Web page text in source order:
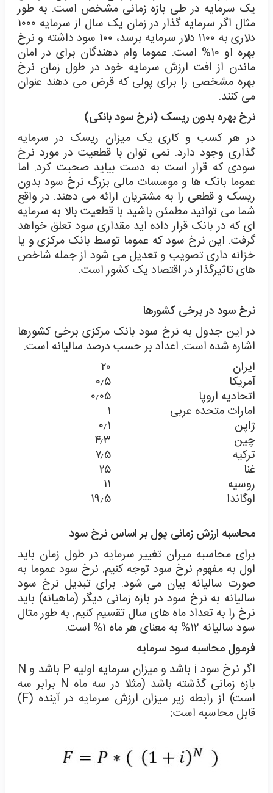
یک سرمایه در طی بازه زمانی مشخص است. به طور
مثال اگر سرمایه گذار در زمان یک سال از سرمایه ۱۰۰۰
دلاری به ۱۱۰۰ دلار سرمایه برسد، ۱۰۰ سود داشته و نرخ
بهره او ۱۰% است. عموما وام دهندگان برای در امان
ماندن از افت ارزش سرمایه خود در طول زمان نرخ
بهره مشخصی را برای پولی که قرض می دهند عنوان
می کنند.
نرخ بهره بدون ریسک (نرخ سود بانکی)
در هر کسب و کاری یک میزان ریسک در سرمایه
گذاری وجود دارد. نمی توان با قطعیت در مورد نرخ
سودی که قرار است به دست بیاید صحبت کرد. اما
عموما بانک ها و موسسات مالی بزرگ نرخ سود بدون
ریسک و قطعی را به مشتریان ارائه می دهند. در واقع
شما می توانید مطمئن باشید با قطعیت بالا به سرمایه
ای که در بانک قرار داده اید مقداری سود تعلق خواهد
گرفت. این نرخ سود که عموما توسط بانک مرکزی و یا
خزانه داری تصویب و تعدیل می شود از جمله شاخص
های تاثیرگذار در اقتصاد یک کشور است.
نرخ سود در برخی کشورها
در این جدول به نرخ سود بانک مرکزی برخی کشورها
اشاره شده است. اعداد بر حسب درصد سالیانه است.
ایران
۲۰
آمریکا
۰٫۵
اتحادیه اروپا
۰٫۰۵
امارات متحده عربی
۱
ژاپن
۰٫۱
چین
۴٫۳
ترکیه
۷٫۵
غنا
۲۵
روسیه
۱۱
اوگاندا
۱۹٫۵
محاسبه ارزش زمانی پول بر اساس نرخ سود
برای محاسبه میران تغییر سرمایه در طول زمان باید
اول به مفهوم نرخ سود توجه کنیم. نرخ سود عموما به
صورت سالیانه بیان می شود. برای تبدیل نرخ سود
سالیانه به نرخ سود در بازه زمانی دیگر (ماهیانه) باید
نرخ را به تعداد ماه های سال تقسیم کنیم. به طور مثال
سود سالیانه ۱۲% به معنای هر ماه ۱% است.
فرمول محاسبه سود سرمایه
اگر نرخ سود i باشد و میزان سرمایه اولیه P باشد و N
بازه زمانی گذشته باشد (مثلا در سه ماه N برابر سه
است) از رابطه زیر میزان ارزش سرمایه در آینده (F)
قابل محاسبه است: